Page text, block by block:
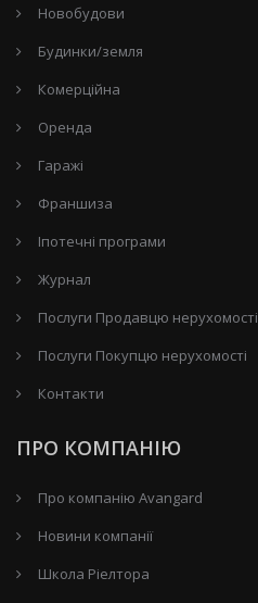
Новобудови
Будинки/земля
Комерційна
Оренда
Гаражі
Франшиза
Іпотечні програми
Журнал
Послуги Продавцю нерухомості
Послуги Покупцю нерухомості
Контакти
ПРО КОМПАНІЮ
Про компанію Avangard
Новини компанії
Школа Ріелтора